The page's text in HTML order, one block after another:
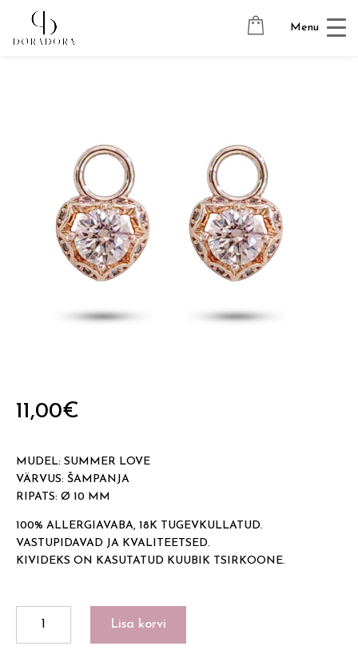
Menu
Avaleht Kõrvarõngaste ripatsid
SUMMER LOVE
11,00€
MUDEL: SUMMER LOVE
VÄRVUS: ŠAMPANJA
RIPATS: Ø 10 MM
100% ALLERGIAVABA, 18K TUGEVKULLATUD.
VASTUPIDAVAD JA KVALITEETSED.
KIVIDEKS ON KASUTATUD KUUBIK TSIRKOONE.
Lisa korvi